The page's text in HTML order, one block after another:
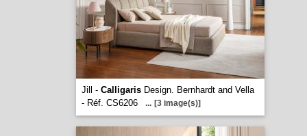
Jill - CalligarisDesign. Bernhardt and Vella
- Réf. CS6206
... [3 image(s)]